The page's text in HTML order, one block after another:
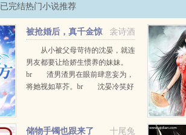
已完结热门小说推荐
衾诗酒
被抢婚后，真千金惊
艳四方从小被父母苛待的沈晏，就连
男友都要让给娇生惯养的妹妹。
br 渣男渣男在眼前肆意妄为，
将她视如草芥。br 沈晏冷笑好
十尾兔
储物手镯也跟来了